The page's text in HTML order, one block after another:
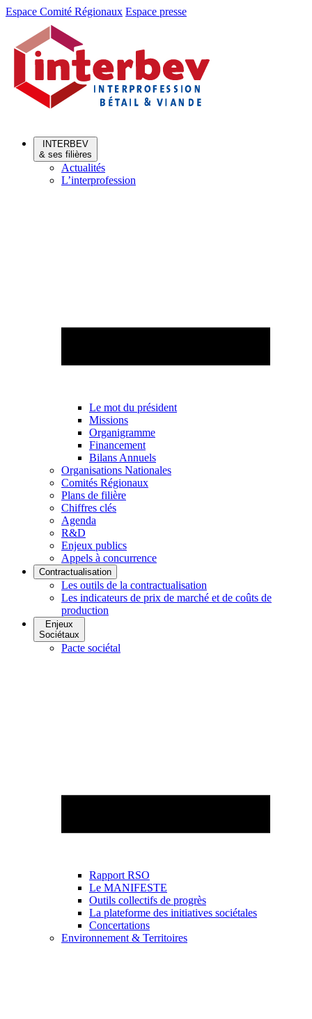
Aller
Aller
contenu
Espace Comité Régionaux Espace presse
INTERBEV
& ses filières
Actualités
L’interprofession
Le mot du président
Missions
Organigramme
Financement
Bilans Annuels
Organisations Nationales
Comités Régionaux
Plans de filière
Chiffres clés
Agenda
R&D
Enjeux publics
Appels à concurrence
Contractualisation
Les outils de la contractualisation
Les indicateurs de prix de marché et de coûts de
production
Enjeux
Sociétaux
Pacte sociétal
Rapport RSO
Le MANIFESTE
Outils collectifs de progrès
La plateforme des initiatives sociétales
Concertations
Environnement & Territoires